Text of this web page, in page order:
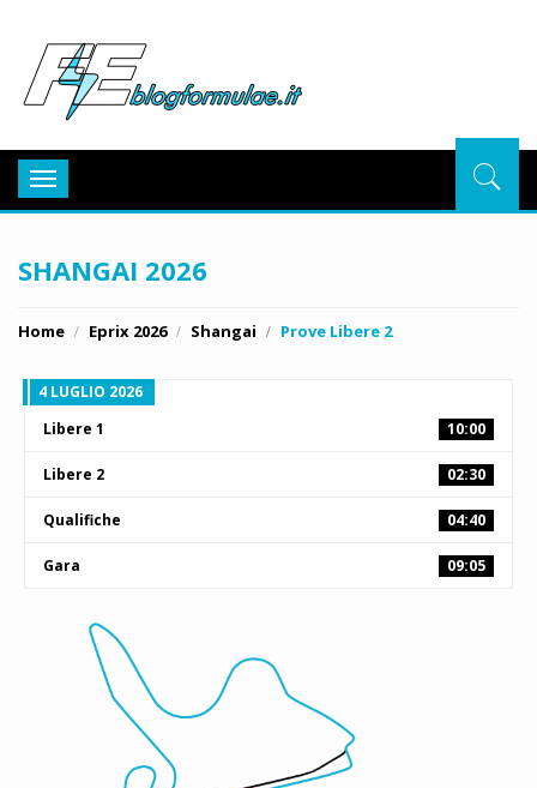
Toggle
navigation
SHANGAI 2026
Home Eprix 2026 Shangai Prove Libere 2
4 LUGLIO 2026
Libere 1
10:00
Libere 2 02:30
Qualifiche 04:40
Gara 09:05